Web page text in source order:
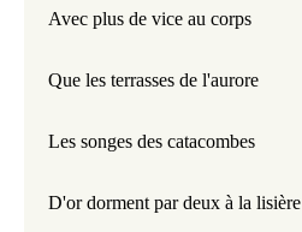
Avec plus de vice au corps
Que les terrasses de l'aurore
Les songes des catacombes
D'or dorment par deux à la